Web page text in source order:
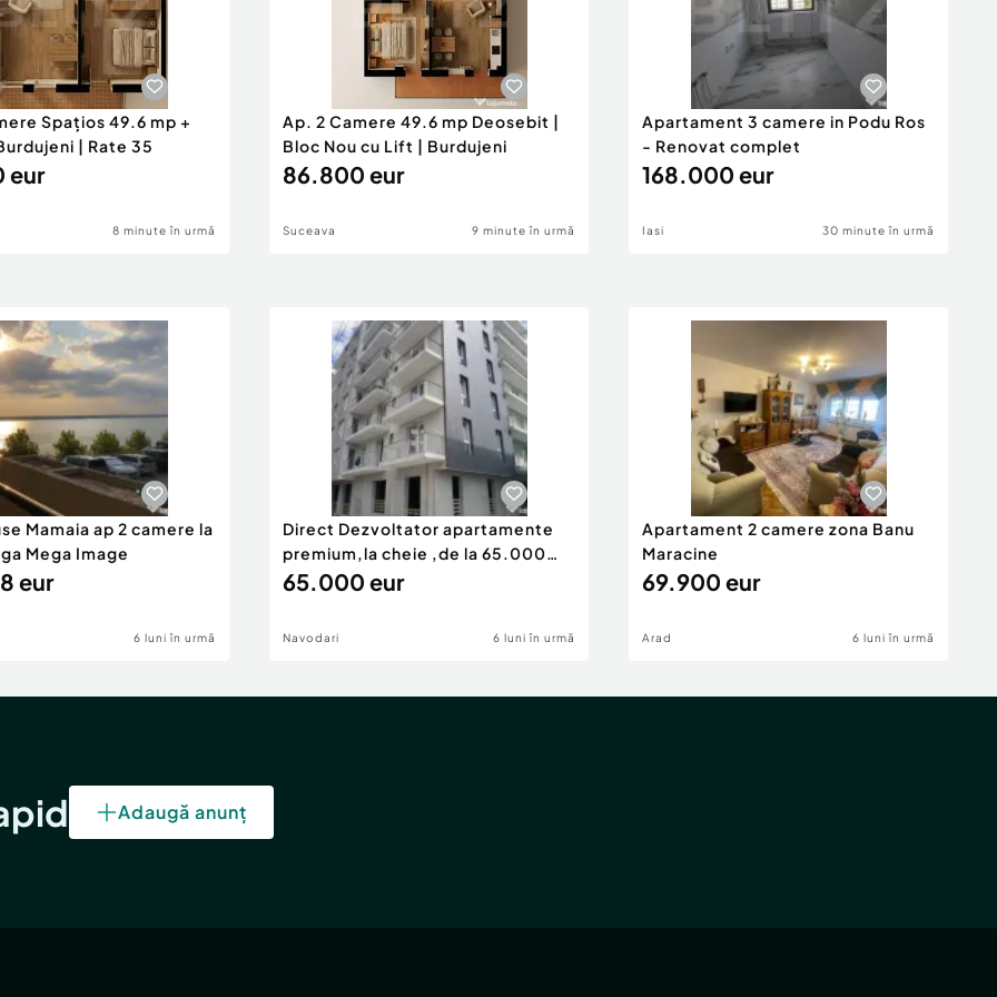
ale acestei
accesibilitatea
proprietar avantajul
Spațios 49.6 mp +
| Rate 35
eur
8 minute în urmă
Ap. 2 Camere 49.6 mp Deosebit |
Bloc Nou cu Lift | Burdujeni
86.800 eur
Suceava 9 minute în urmă
Apartament 3 camere in Podu Ros
- Renovat complet
168.000 eur
Iasi 30 minute în urmă
Mamaia ap 2 camere la
Mega Image
eur
6 luni în urmă
Direct Dezvoltator apartamente
premium,la cheie ,de la 65.000
eur
65.000 eur
Navodari 6 luni în urmă
Apartament 2 camere zona Banu
Maracine
69.900 eur
Arad 6 luni în urmă
Adaugă anunț